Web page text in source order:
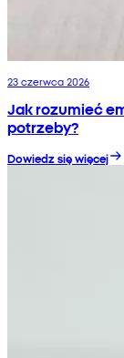
23 czerwca 2026
Jak rozumieć
potrzeby?
Dowiedz się więcej